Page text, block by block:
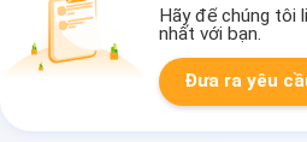
Hãy để chúng tôi
nhất với bạn.
Đưa ra yêu